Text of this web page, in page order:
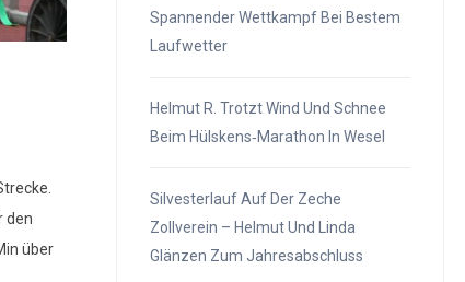
den
über
Spannender Wettkampf Bei Bestem
Laufwetter
Helmut R. Trotzt Wind Und Schnee
Beim Hülskens‑Marathon In Wesel
Silvesterlauf Auf Der Zeche
Zollverein – Helmut Und Linda
Glänzen Zum Jahresabschluss